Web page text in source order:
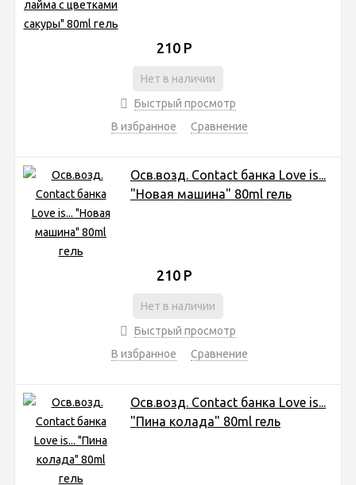
210 Р
Нет в наличии
Быстрый просмотр
В избранное
Сравнение
Осв.возд. Соntact банка Love is...
"Новая машина" 80ml гель
210 Р
Нет в наличии
Быстрый просмотр
В избранное
Сравнение
Осв.возд. Соntact банка Love is...
"Пина колада" 80ml гель